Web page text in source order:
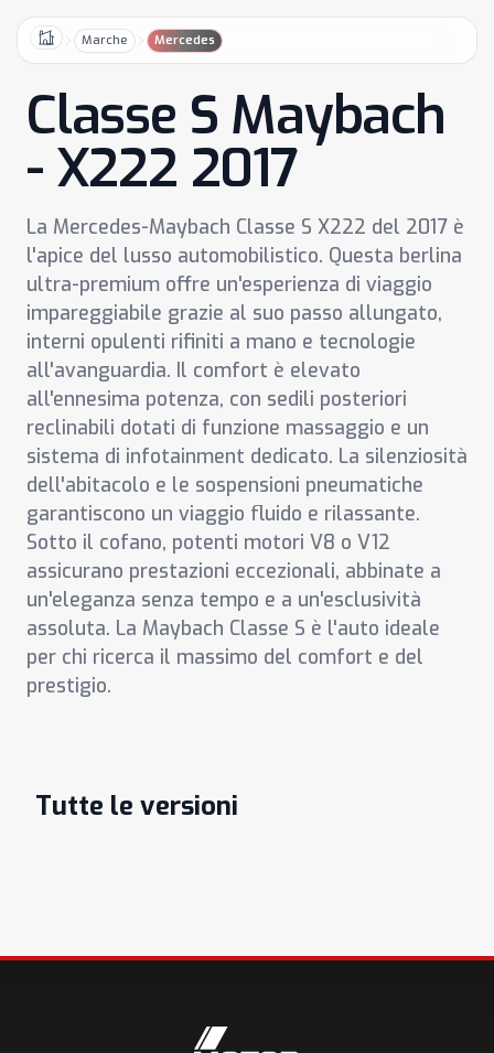
HomeMarche Mercedes
Classe S Maybach
- X222 2017
La Mercedes-Maybach Classe S X222 del 2017 è
l'apice del lusso automobilistico. Questa berlina
ultra-premium offre un'esperienza di viaggio
impareggiabile grazie al suo passo allungato,
interni opulenti rifiniti a mano e tecnologie
all'avanguardia. Il comfort è elevato
all'ennesima potenza, con sedili posteriori
reclinabili dotati di funzione massaggio e un
sistema di infotainment dedicato. La silenziosità
dell'abitacolo e le sospensioni pneumatiche
garantiscono un viaggio fluido e rilassante.
Sotto il cofano, potenti motori V8 o V12
assicurano prestazioni eccezionali, abbinate a
un'eleganza senza tempo e a un'esclusività
assoluta. La Maybach Classe S è l'auto ideale
per chi ricerca il massimo del comfort e del
prestigio.
Tutte le versioni